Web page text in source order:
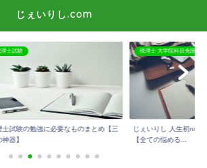
じぇいりし.com
士 大学院科目免除
いりし 人生初noteを公開しました！
ての悩める...
税理士試験
今話題のスタディング
メリット・デメリッ...